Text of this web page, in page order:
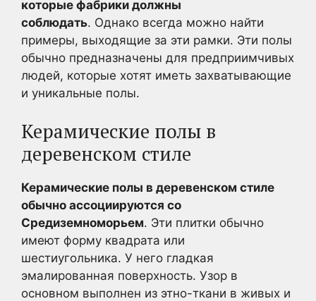
которые фабрики должны
соблюдать. Однако всегда можно найти
примеры, выходящие за эти рамки. Эти полы
обычно предназначены для предприимчивых
людей, которые хотят иметь захватывающие
и уникальные полы.
Керамические полы в
деревенском стиле
Керамические полы в деревенском стиле
обычно ассоциируются со
Средиземноморьем. Эти плитки обычно
имеют форму квадрата или
шестиугольника. У него гладкая
эмалированная поверхность. Узор в
основном выполнен из этно-ткани в живых и